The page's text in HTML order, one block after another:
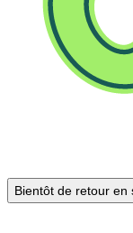
Bientôt de retour en